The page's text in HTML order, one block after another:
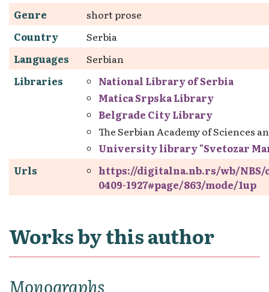
Genre
short prose
Country
Serbia
Languages
Serbian
Libraries
National Library of Serbia
Matica Srpska Library
Belgrade City Library
The Serbian Academy of Sciences
University library "Svetozar
Urls
https://digitalna.nb.rs/wb/NBS/
0409-1927#page/863/mode/1up
Works by this author
Monographs